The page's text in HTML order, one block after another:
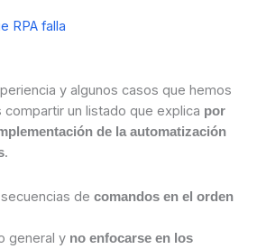
RPA falla
y algunos casos que hemos
un listado que explica por
de la automatización
.
de comandos en el orden
general y no enfocarse en los